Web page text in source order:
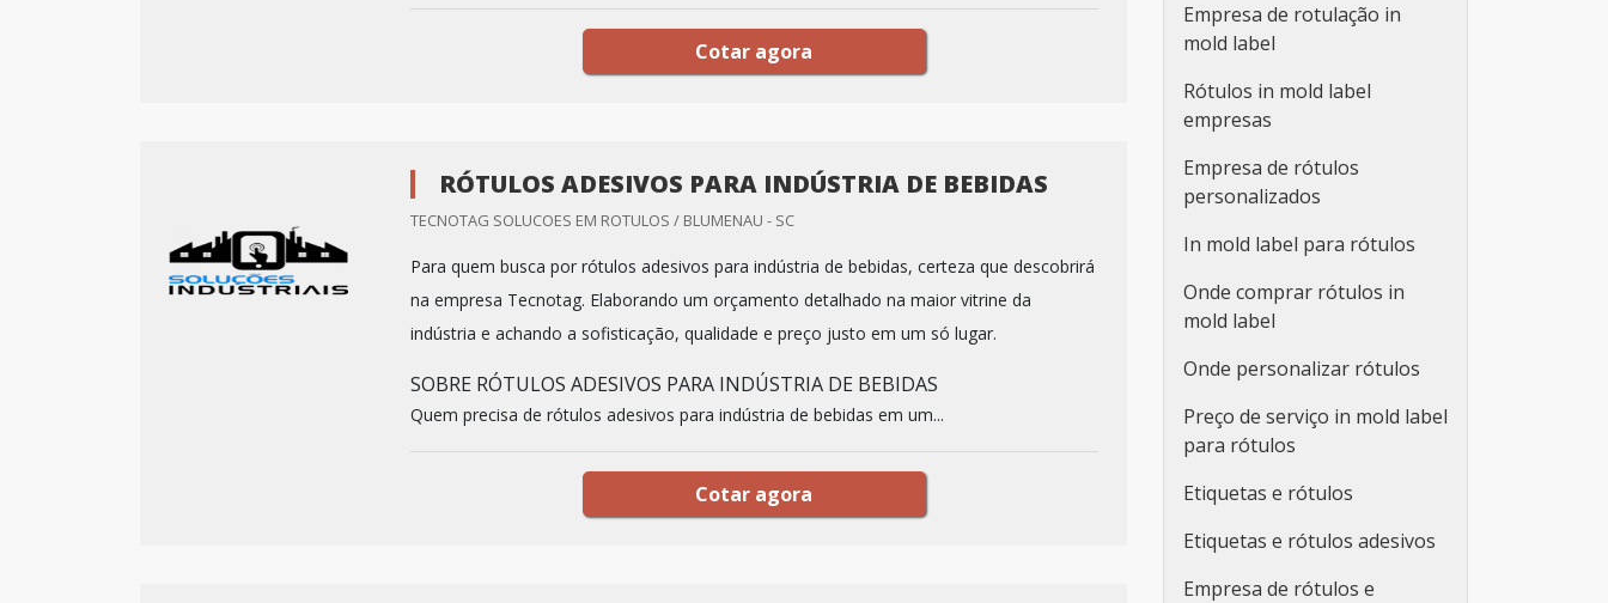
Cotar agora
RÓTULOS ADESIVOS PARA INDÚSTRIA DE BEBIDAS
TECNOTAG SOLUCOES EM ROTULOS / BLUMENAU - SC
Para quem busca por rótulos adesivos para indústria de bebidas, certeza que descobrirá
na empresa Tecnotag. Elaborando um orçamento detalhado na maior vitrine da
indústria e achando a sofisticação, qualidade e preço justo em um só lugar.
SOBRE RÓTULOS ADESIVOS PARA INDÚSTRIA DE BEBIDAS
Quem precisa de rótulos adesivos para indústria de bebidas em um...
Cotar agora
Empresa de rotulação in
mold label
Rótulos in mold label
empresas
Empresa de rótulos
personalizados
In mold label para rótulos
Onde comprar rótulos in
mold label
Onde personalizar rótulos
Preço de serviço in mold label
para rótulos
Etiquetas e rótulos
Etiquetas e rótulos adesivos
Empresa de rótulos e